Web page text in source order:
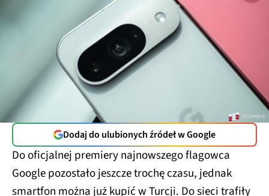
Dodaj do ulubionych źródeł w Google
Do oficjalnej premiery najnowszego flagowca
Google pozostało jeszcze trochę czasu, jednak
smartfon można już kupić w Turcji. Do sieci trafiły